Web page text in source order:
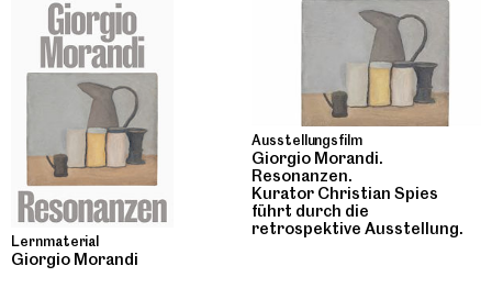
Lernmaterial
Giorgio Morandi
Ausstellungsfilm
Giorgio Morandi.
Resonanzen.
Kurator Christian Spies
führt durch die
retrospektive Ausstellung.